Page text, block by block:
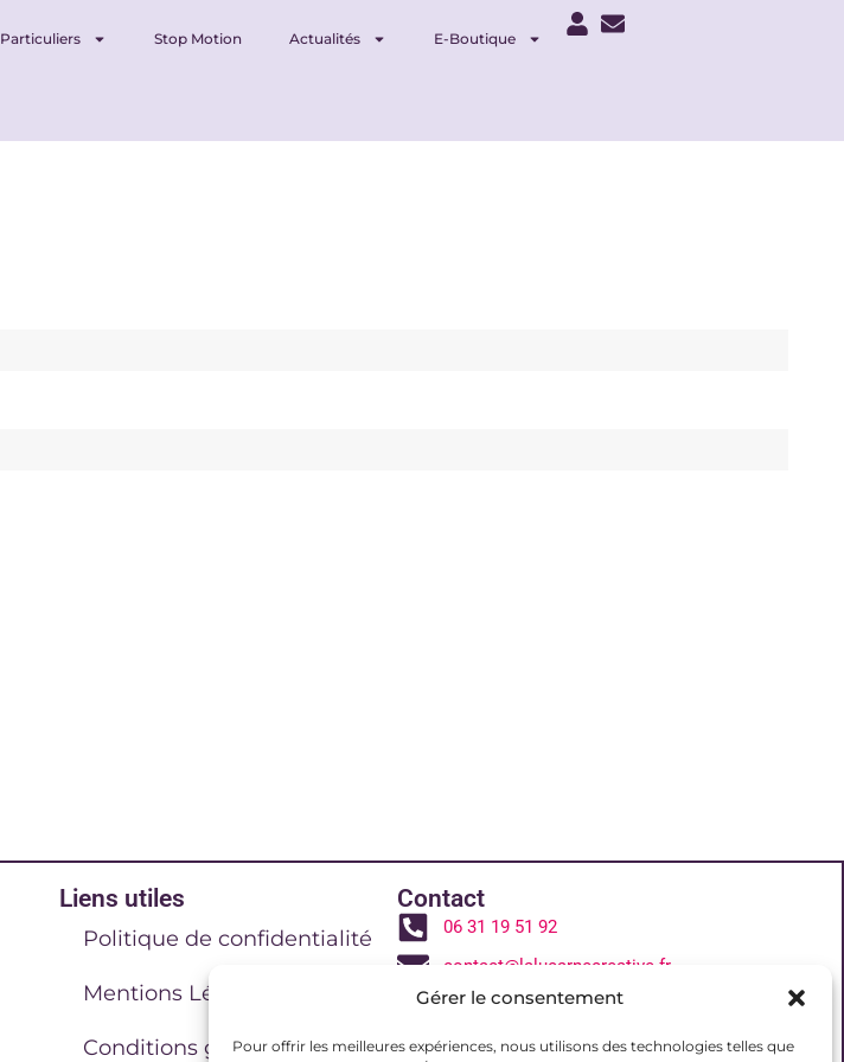
Gérer le consentement
Pour offrir les meilleures expériences, nous utilisons des technologies telles que
Particuliers Stop Motion Actualités E-Boutique
Liens utiles
Politique de confidentialité
Mentions Légales
Conditions générales de vente
Contact
06 31 19 51 92
contact@lalucarnecreative.fr
77700 Magny le Hongre